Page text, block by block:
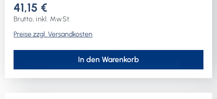
Verpackung: Tasche· Ausführung: allgemeines
Handwerk· Material: Kunststoff, Stahl· Netto-Gewicht:
0,24kgLieferumfang: Reifenheber Set, 3-teilig,
Steckschlüsseleinsatz 10 mm, Knarre 1/4″,
Antriebsadapter, Bithalter mit Schnellspannsystem
41,15 €
Brutto, inkl. MwSt.
Preise zzgl. Versandkosten
In den Warenkorb